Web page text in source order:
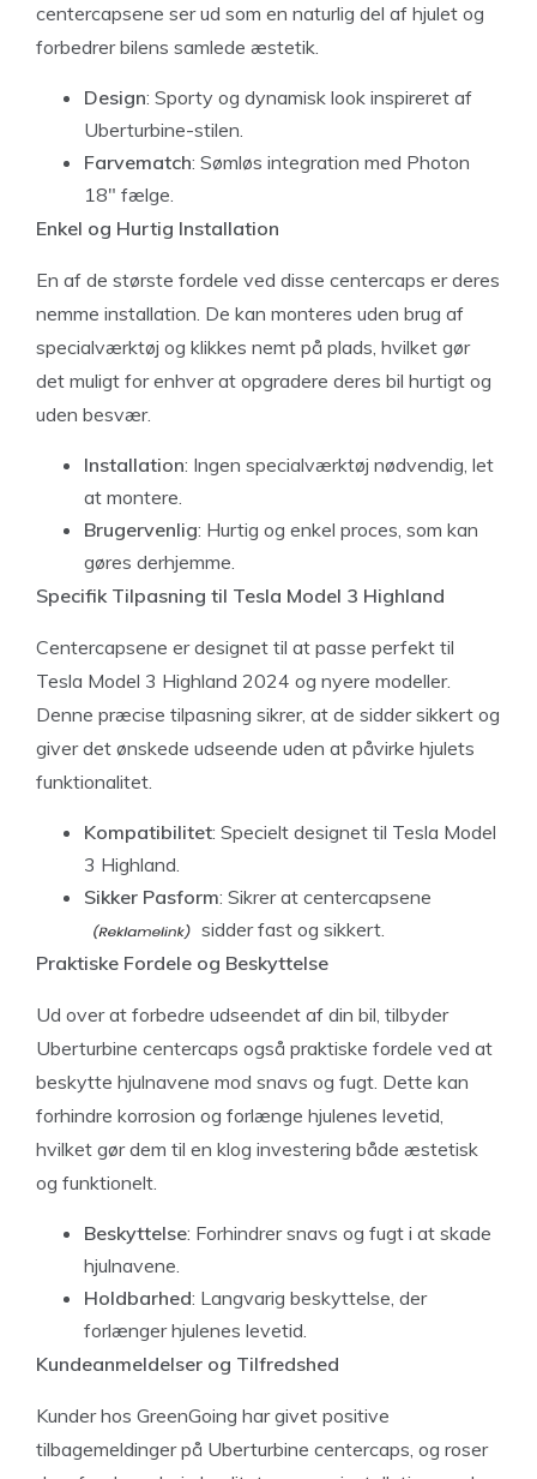
centercapsene ser ud som en naturlig del af hjulet og
forbedrer bilens samlede æstetik.
Design: Sporty og dynamisk look inspireret af
Uberturbine-stilen.
Farvematch: Sømløs integration med Photon
18″ fælge.
Enkel og Hurtig Installation
En af de største fordele ved disse centercaps er deres
nemme installation. De kan monteres uden brug af
specialværktøj og klikkes nemt på plads, hvilket gør
det muligt for enhver at opgradere deres bil hurtigt og
uden besvær.
Installation: Ingen specialværktøj nødvendig, let
at montere.
Brugervenlig: Hurtig og enkel proces, som kan
gøres derhjemme.
Specifik Tilpasning til Tesla Model 3 Highland
Centercapsene er designet til at passe perfekt til
Tesla Model 3 Highland 2024 og nyere modeller.
Denne præcise tilpasning sikrer, at de sidder sikkert og
giver det ønskede udseende uden at påvirke hjulets
funktionalitet.
Kompatibilitet: Specielt designet til Tesla Model
3 Highland.
Sikker Pasform: Sikrer at centercapsene
sidder fast og sikkert.
Praktiske Fordele og Beskyttelse
Ud over at forbedre udseendet af din bil, tilbyder
Uberturbine centercaps også praktiske fordele ved at
beskytte hjulnavene mod snavs og fugt. Dette kan
forhindre korrosion og forlænge hjulenes levetid,
hvilket gør dem til en klog investering både æstetisk
og funktionelt.
Beskyttelse: Forhindrer snavs og fugt i at skade
hjulnavene.
Holdbarhed: Langvarig beskyttelse, der
forlænger hjulenes levetid.
Kundeanmeldelser og Tilfredshed
Kunder hos GreenGoing har givet positive
tilbagemeldinger på Uberturbine centercaps, og roser